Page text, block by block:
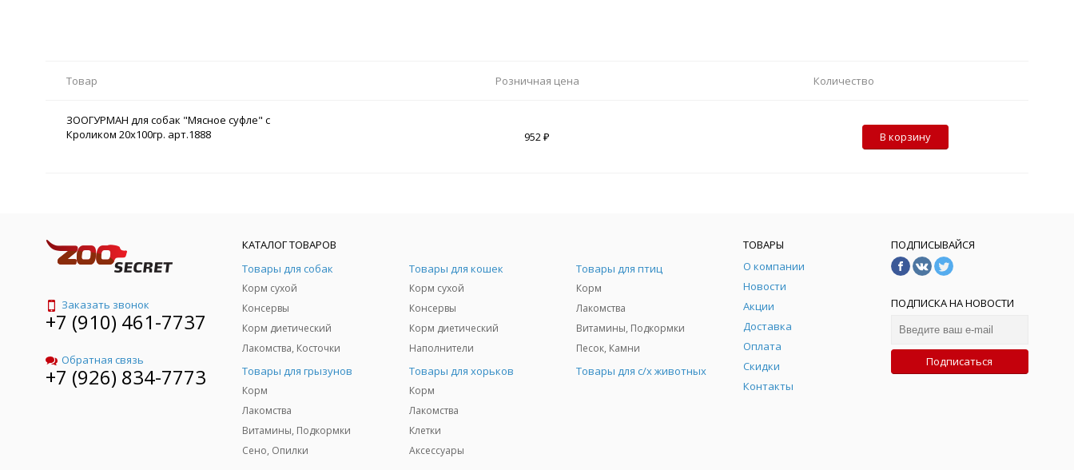
Товар Розничная цена Количество
ЗООГУРМАН для собак "Мясное суфле" с
Кроликом 20х100гр. арт.1888
952 ₽ В корзину
Заказать звонок
+7 (910) 461-7737
Обратная связь
+7 (926) 834-7773
КАТАЛОГ ТОВАРОВ
Товары для собак
Корм сухой
Консервы
Корм диетический
Лакомства, Косточки
Товары для кошек
Корм сухой
Консервы
Корм диетический
Наполнители
Товары для птиц
Корм
Лакомства
Витамины, Подкормки
Песок, Камни
Товары для грызунов
Корм
Лакомства
Витамины, Подкормки
Сено, Опилки
Товары для хорьков
Корм
Лакомства
Клетки
Аксессуары
Товары для с/х животных
ТОВАРЫ
О компании
Новости
Акции
Доставка
Оплата
Скидки
Контакты
ПОДПИСЫВАЙСЯ
ПОДПИСКА НА НОВОСТИ
Подписаться